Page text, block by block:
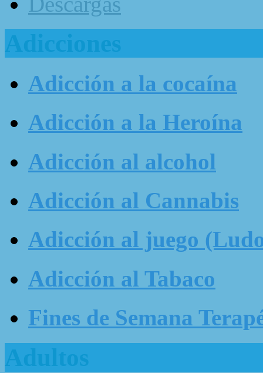
Adicciones
Adicción a la cocaína
Adicción a la Heroína
Adicción al alcohol
Adicción al Cannabis
Adicción al juego
Adicción al Tabaco
Fines de Semana
Adultos